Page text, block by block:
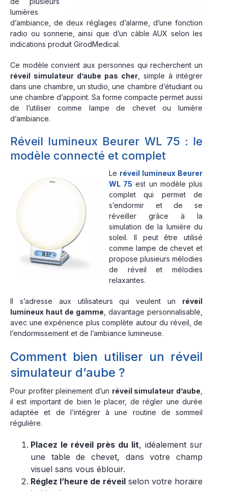
lumières
d’ambiance, de deux réglages d’alarme, d’une fonction
radio ou sonnerie, ainsi que d’un câble AUX selon les
indications produit GirodMedical.
Ce modèle convient aux personnes qui recherchent un
réveil simulateur d’aube pas cher , simple à intégrer
dans une chambre, un studio, une chambre d’étudiant ou
une chambre d’appoint. Sa forme compacte permet aussi
de l’utiliser comme lampe de chevet ou lumière
d’ambiance.
Réveil lumineux Beurer WL 75 : le
modèle connecté et complet
Le réveil lumineux Beurer
WL 75 est un modèle plus
complet qui permet de
s’endormir et de se
réveiller grâce à la
simulation de la lumière du
soleil. Il peut être utilisé
comme lampe de chevet et
propose plusieurs mélodies
de réveil et mélodies
relaxantes.
Il s’adresse aux utilisateurs qui veulent un réveil
lumineux haut de gamme , davantage personnalisable,
avec une expérience plus complète autour du réveil, de
l’endormissement et de l’ambiance lumineuse.
Comment bien utiliser un réveil
simulateur d’aube ?
Pour profiter pleinement d’un réveil simulateur d’aube
il est important de bien le placer, de régler une durée
adaptée et de l’intégrer à une routine de sommeil
régulière.
Placez le réveil près du lit, idéalement sur
une table de chevet, dans votre champ
visuel sans vous éblouir.
Réglez l’heure de réveilselon votre horaire